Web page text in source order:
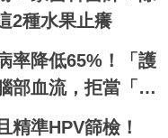
2種水果止癢
率降低65%！「護
部血流，拒當「長
｜每日健康
精準HPV篩檢！